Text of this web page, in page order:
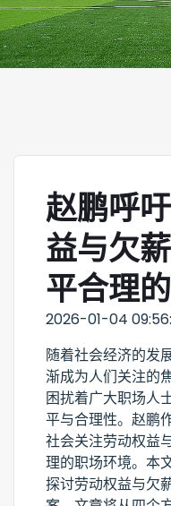
赵鹏呼
益与欠
平合理
2026-01-04
随着社会经济的发
渐成为人们关注的
困扰着广大职场人
平与合理性。赵鹏
社会关注劳动权益
理的职场环境。本
探讨劳动权益与欠